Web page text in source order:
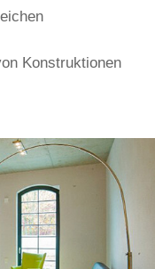
Konstruktionen